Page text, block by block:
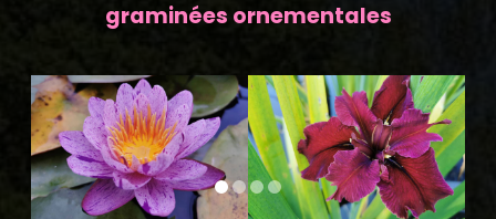
graminées ornementales
Previous Next